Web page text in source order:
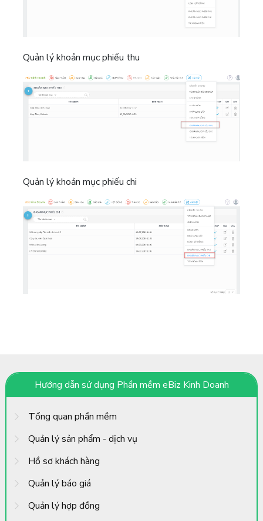
Quản lý khoản mục phiếu thu
Quản lý khoản mục phiếu chi
Hướng dẫn sử dụng Phần mềm eBiz Kinh Doanh
Tổng quan phần mềm
Quản lý sản phẩm - dịch vụ
Hồ sơ khách hàng
Quản lý báo giá
Quản lý hợp đồng